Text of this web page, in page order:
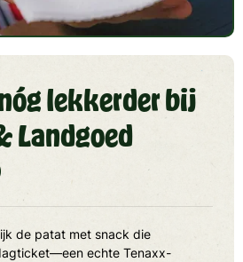
lekkerder bij
Landgoed
de patat met snack die
echte Tenaxx-